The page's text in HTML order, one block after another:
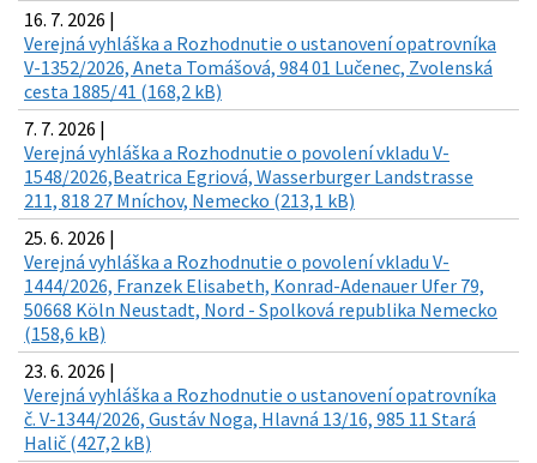
16. 7. 2026 |
Verejná vyhláška a Rozhodnutie o ustanovení opatrovníka
V-1352/2026, Aneta Tomášová, 984 01 Lučenec, Zvolenská
cesta 1885/41 (168,2 kB)
7. 7. 2026 |
Verejná vyhláška a Rozhodnutie o povolení vkladu V-
1548/2026,Beatrica Egriová, Wasserburger Landstrasse
211, 818 27 Mníchov, Nemecko (213,1 kB)
25. 6. 2026 |
Verejná vyhláška a Rozhodnutie o povolení vkladu V-
1444/2026, Franzek Elisabeth, Konrad-Adenauer Ufer 79,
50668 Köln Neustadt, Nord - Spolková republika Nemecko
(158,6 kB)
23. 6. 2026 |
Verejná vyhláška a Rozhodnutie o ustanovení opatrovníka
č. V-1344/2026, Gustáv Noga, Hlavná 13/16, 985 11 Stará
Halič (427,2 kB)